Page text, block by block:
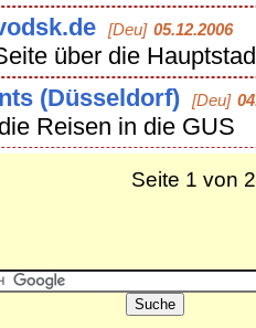
[Deu] 05.12.2006
über die
(Düsseldorf)
[Deu]
Reisen in die GUS
Seite 1 von